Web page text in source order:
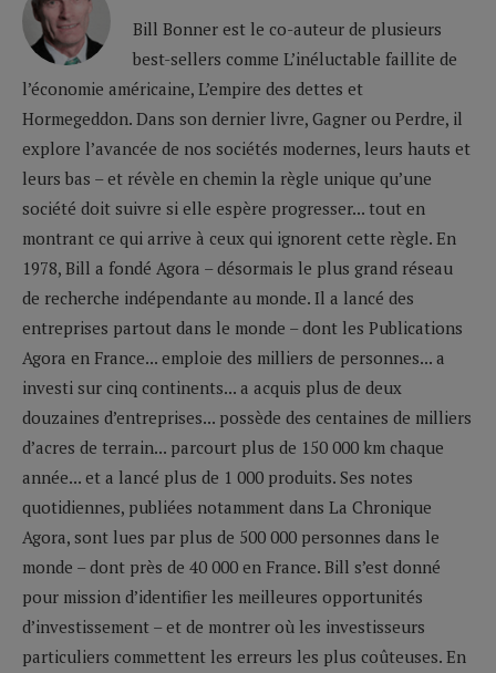
Bill Bonner est le co-auteur de plusieurs
best-sellers comme L’inéluctable faillite de
l’économie américaine, L’empire des dettes et
Hormegeddon. Dans son dernier livre, Gagner ou Perdre, il
explore l’avancée de nos sociétés modernes, leurs hauts et
leurs bas – et révèle en chemin la règle unique qu’une
société doit suivre si elle espère progresser... tout en
montrant ce qui arrive à ceux qui ignorent cette règle. En
1978, Bill a fondé Agora – désormais le plus grand réseau
de recherche indépendante au monde. Il a lancé des
entreprises partout dans le monde – dont les Publications
Agora en France... emploie des milliers de personnes... a
investi sur cinq continents... a acquis plus de deux
douzaines d’entreprises... possède des centaines de milliers
d’acres de terrain... parcourt plus de 150 000 km chaque
année... et a lancé plus de 1 000 produits. Ses notes
quotidiennes, publiées notamment dans La Chronique
Agora, sont lues par plus de 500 000 personnes dans le
monde – dont près de 40 000 en France. Bill s’est donné
pour mission d’identifier les meilleures opportunités
d’investissement – et de montrer où les investisseurs
particuliers commettent les erreurs les plus coûteuses. En